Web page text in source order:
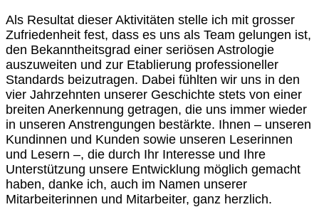
Als Resultat dieser Aktivitäten stelle ich mit grosser
Zufriedenheit fest, dass es uns als Team gelungen ist,
den Bekanntheitsgrad einer seriösen Astrologie
auszuweiten und zur Etablierung professioneller
Standards beizutragen. Dabei fühlten wir uns in den
vier Jahrzehnten unserer Geschichte stets von einer
breiten Anerkennung getragen, die uns immer wieder
in unseren Anstrengungen bestärkte. Ihnen – unseren
Kundinnen und Kunden sowie unseren Leserinnen
und Lesern –, die durch Ihr Interesse und Ihre
Unterstützung unsere Entwicklung möglich gemacht
haben, danke ich, auch im Namen unserer
Mitarbeiterinnen und Mitarbeiter, ganz herzlich.